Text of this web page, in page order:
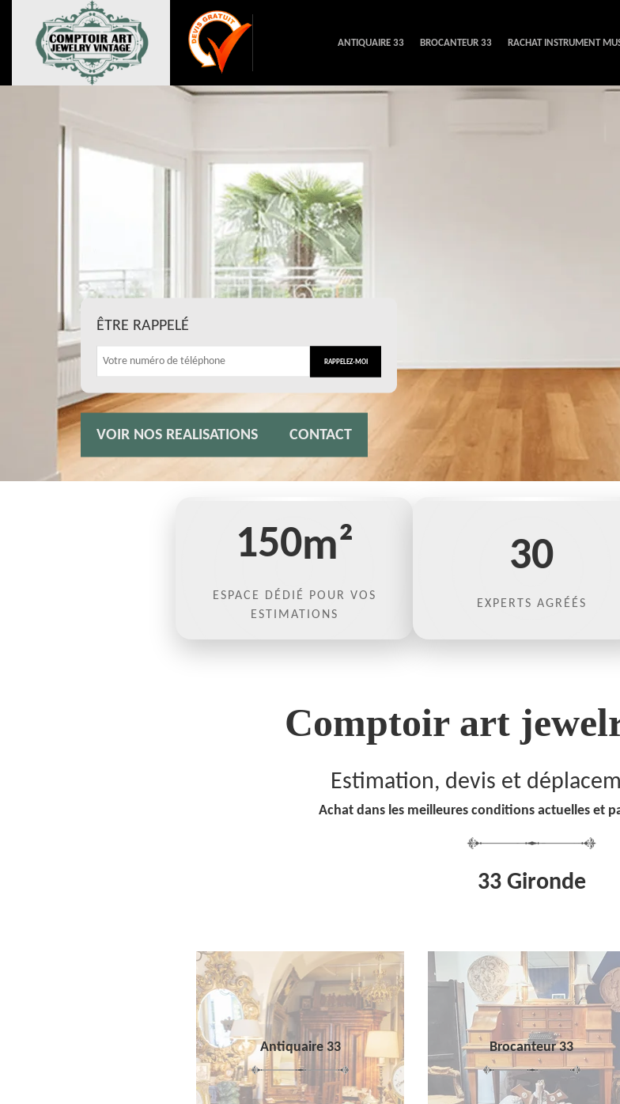
ANTIQUAIRE 33 BROCANTEUR 33 RACHAT INSTRUMENT
ÊTRE RAPPELÉ
VOIR NOS REALISATIONS CONTACT
150m²
ESPACE DÉDIÉ POUR VOS
ESTIMATIONS
30
EXPERTS AGRÉÉS
Comptoir art
Estimation, devis et
Achat dans les meilleures conditions actuelles et
33 Gironde
Antiquaire 33 Brocanteur 33